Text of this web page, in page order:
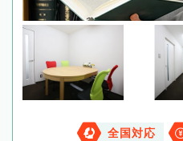
全国対応